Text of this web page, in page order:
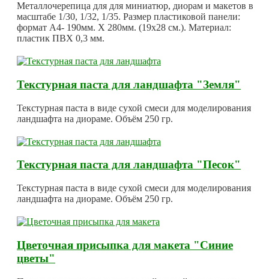
Металлочерепица для для миниатюр, диорам и макетов в
масштабе 1/30, 1/32, 1/35. Размер пластиковой панели:
формат А4- 190мм. Х 280мм. (19х28 см.). Материал:
пластик ПВХ 0,3 мм.
Текстурная паста для ландшафта "Земля"
Текстурная паста в виде сухой смеси для моделирования
ландшафта на диораме. Объём 250 гр.
Текстурная паста для ландшафта "Песок"
Текстурная паста в виде сухой смеси для моделирования
ландшафта на диораме. Объём 250 гр.
Цветочная присыпка для макета "Синие
цветы"